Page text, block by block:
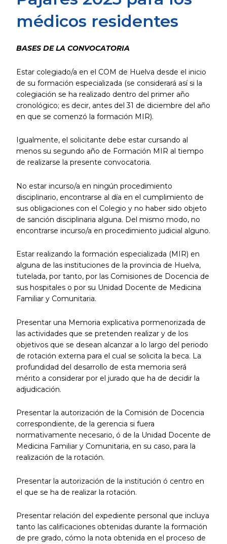
médicos residentes
BASES DE LA CONVOCATORIA
Estar colegiado/a en el COM de Huelva desde el inicio
de su formación especializada (se considerará así si la
colegiación se ha realizado dentro del primer año
cronológico; es decir, antes del 31 de diciembre del año
en que se comenzó la formación MIR).
Igualmente, el solicitante debe estar cursando al
menos su segundo año de Formación MIR al tiempo
de realizarse la presente convocatoria.
No estar incurso/a en ningún procedimiento
disciplinario, encontrarse al día en el cumplimiento de
sus obligaciones con el Colegio y no haber sido objeto
de sanción disciplinaria alguna. Del mismo modo, no
encontrarse incurso/a en procedimiento judicial alguno.
Estar realizando la formación especializada (MIR) en
alguna de las instituciones de la provincia de Huelva,
tutelada, por tanto, por las Comisiones de Docencia de
sus hospitales o por su Unidad Docente de Medicina
Familiar y Comunitaria.
Presentar una Memoria explicativa pormenorizada de
las actividades que se pretenden realizar y de los
objetivos que se desean alcanzar a lo largo del periodo
de rotación externa para el cual se solicita la beca. La
profundidad del desarrollo de esta memoria será
mérito a considerar por el jurado que ha de decidir la
adjudicación.
Presentar la autorización de la Comisión de Docencia
correspondiente, de la gerencia si fuera
normativamente necesario, ó de la Unidad Docente de
Medicina Familiar y Comunitaria, en su caso, para la
realización de la rotación.
Presentar la autorización de la institución ó centro en
el que se ha de realizar la rotación.
Presentar relación del expediente personal que incluya
tanto las calificaciones obtenidas durante la formación
de pre grado, cómo la nota obtenida en el proceso de